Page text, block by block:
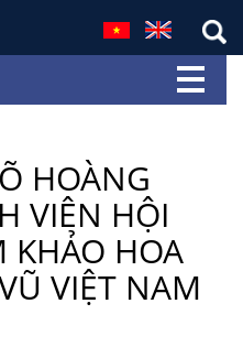
HOÀNG
VIÊN HỘI
HOA
VIỆT NAM